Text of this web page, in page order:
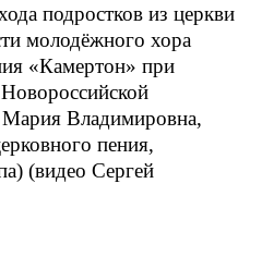
подростков из церкви
молодёжного хора
«Камертон» при
Владимировна,
пения,
(видео Сергей